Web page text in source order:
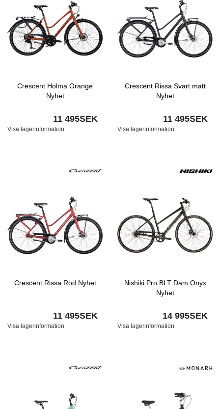
Crescent Holma Orange
Nyhet
11 495SEK
Visa lagerinformation
Crescent Rissa Svart matt
Nyhet
11 495SEK
Visa lagerinformation
Crescent Rissa Röd Nyhet
11 495SEK
Visa lagerinformation
Nishiki Pro BLT Dam Onyx
Nyhet
14 995SEK
Visa lagerinformation